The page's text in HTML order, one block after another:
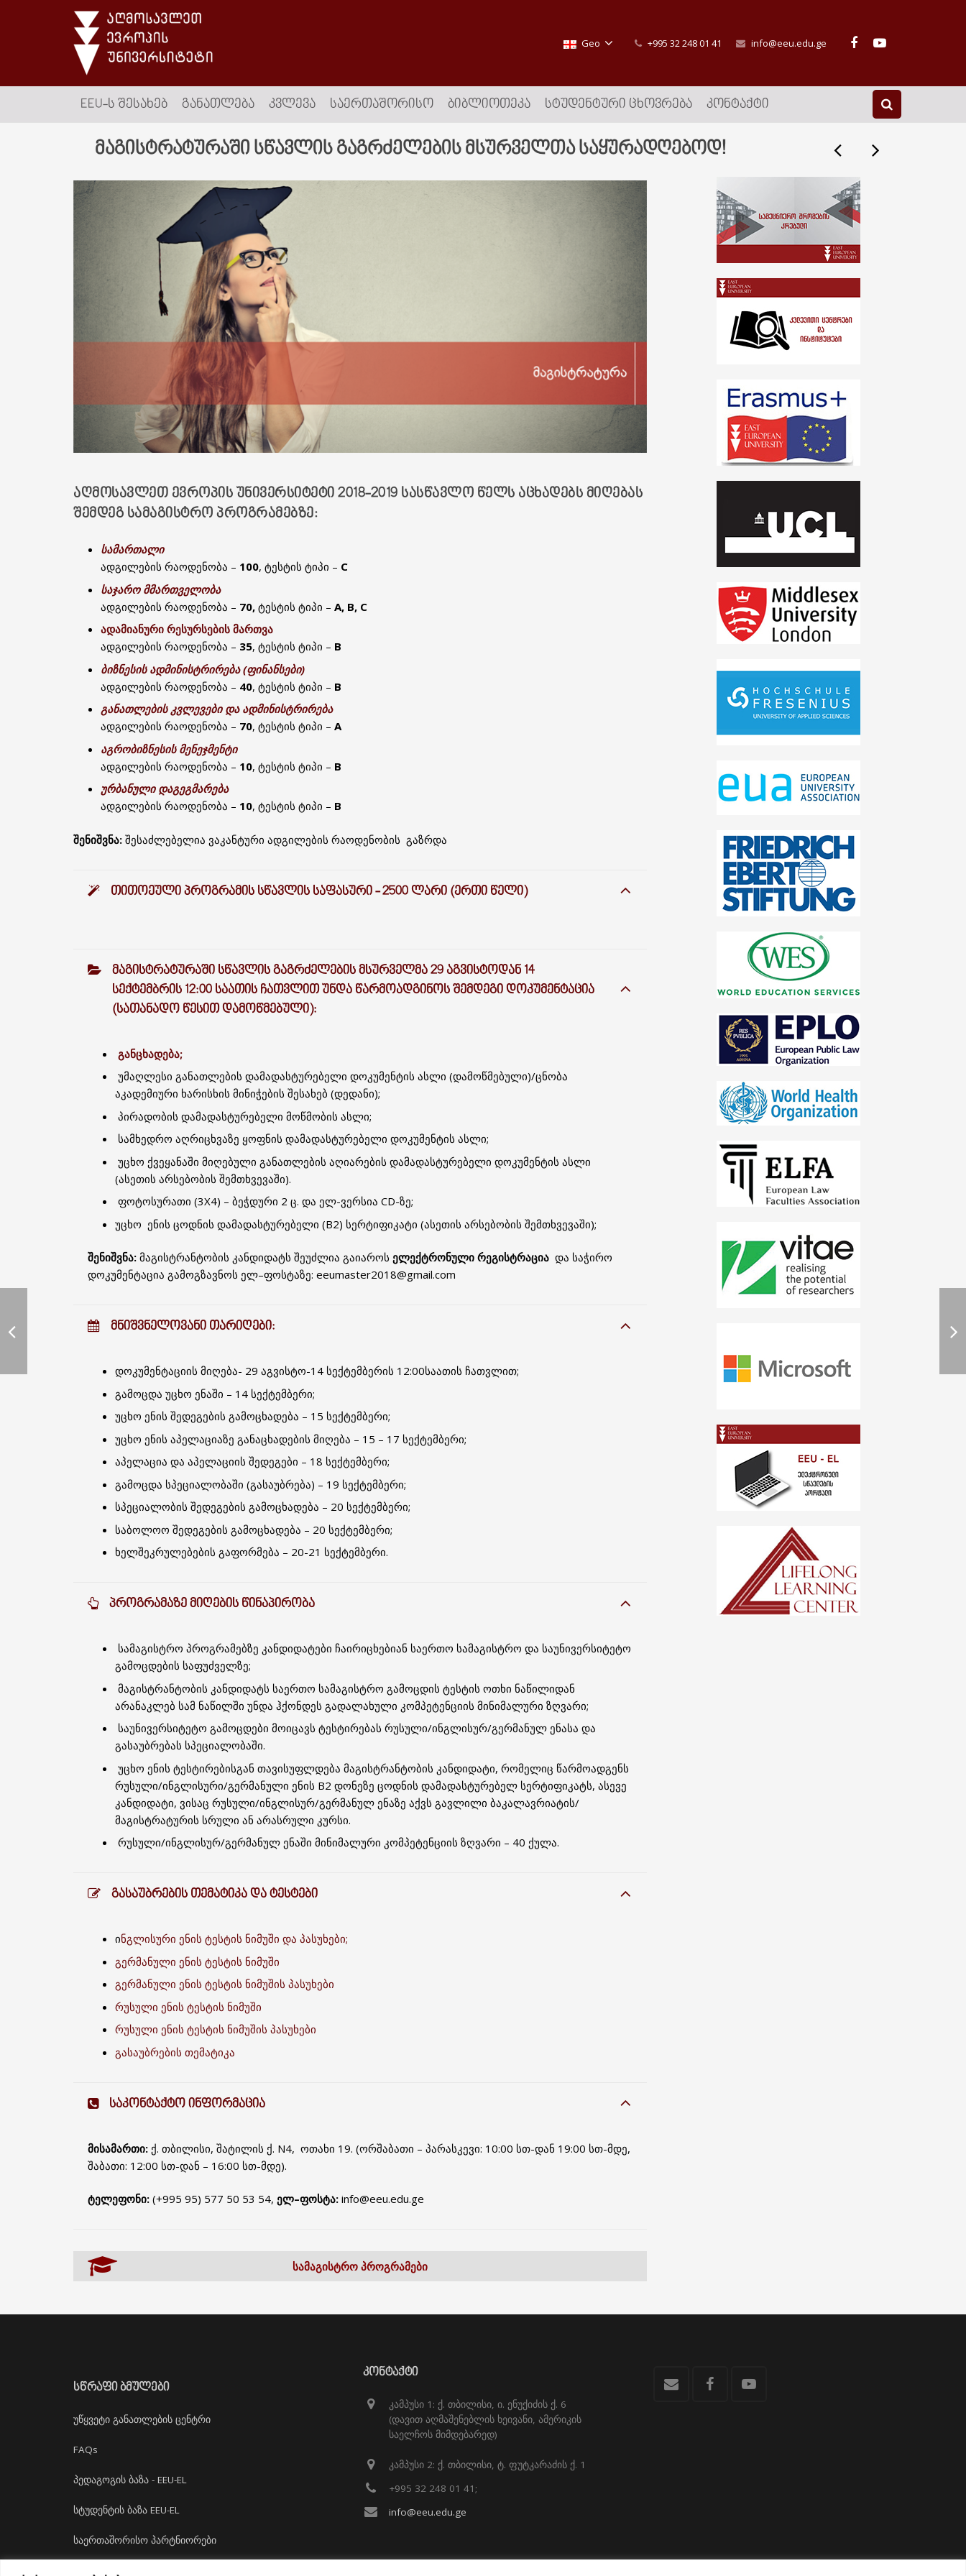
Geo +995 32 248 01 41 info@eeu.edu.ge
EEU-Ს ᲨᲔᲡᲐᲮᲔᲑ ᲒᲐᲜᲐᲗᲚᲔᲑᲐ ᲙᲕᲚᲔᲕᲐ ᲡᲐᲔᲠᲗᲐᲨᲝᲠᲘᲡᲝ ᲑᲘᲑᲚᲘᲝᲗᲔᲙᲐ ᲡᲢᲣᲓᲔᲜᲢᲣᲠᲘ ᲪᲮᲝᲕᲠᲔᲑᲐ ᲙᲝᲜᲢᲐᲥᲢᲘ
მაგისტრატურაში სწავლის გაგრძელების მსურველთა საყურადღებოდ!
ᲐᲦᲛᲝᲡᲐᲕᲚᲔᲗ ᲔᲕᲠᲝᲞᲘᲡ ᲣᲜᲘᲕᲔᲠᲡᲘᲢᲔᲢᲘ 2018-2019 ᲡᲐᲡᲬᲐᲕᲚᲝ ᲬᲔᲚᲡ ᲐᲪᲮᲐᲓᲔᲑᲡ ᲛᲘᲦᲔᲑᲐᲡ
ᲨᲔᲛᲓᲔᲒ ᲡᲐᲛᲐᲒᲘᲡᲢᲠᲝ ᲞᲠᲝᲒᲠᲐᲛᲔᲑᲖᲔ:
სამართალი
ადგილების რაოდენობა – 100, ტესტის ტიპი – C
საჯარო მმართველობა
ადგილების რაოდენობა – 70,ტესტის ტიპი – A, B, C
ადამიანური რესურსების მართვა
ადგილების რაოდენობა – 35, ტესტის ტიპი – B
ბიზნესის ადმინისტრირება (ფინანსები)
ადგილების რაოდენობა – 40, ტესტის ტიპი – B
განათლების კვლევები და ადმინისტრირება
ადგილების რაოდენობა – 70, ტესტის ტიპი – A
აგრობიზნესის მენეჯმენტი
ადგილების რაოდენობა – 10, ტესტის ტიპი – B
ურბანული დაგეგმარება
ადგილების რაოდენობა – 10, ტესტის ტიპი – B
შენიშვნა: შესაძლებელია ვაკანტური ადგილების რაოდენობის გაზრდა
ᲗᲘᲗᲝᲔᲣᲚᲘ ᲞᲠᲝᲒᲠᲐᲛᲘᲡ ᲡᲬᲐᲕᲚᲘᲡ ᲡᲐᲤᲐᲡᲣᲠᲘ - 2500 ᲚᲐᲠᲘ (ᲔᲠᲗᲘ ᲬᲔᲚᲘ)
ᲛᲐᲒᲘᲡᲢᲠᲐᲢᲣᲠᲐᲨᲘ ᲡᲬᲐᲕᲚᲘᲡ ᲒᲐᲒᲠᲫᲔᲚᲔᲑᲘᲡ ᲛᲡᲣᲠᲕᲔᲚᲛᲐ 29 ᲐᲒᲕᲘᲡᲢᲝᲓᲐᲜ 14
ᲡᲔᲥᲢᲔᲛᲑᲠᲘᲡ 12:00 ᲡᲐᲐᲗᲘᲡ ᲩᲐᲗᲕᲚᲘᲗ ᲣᲜᲓᲐ ᲬᲐᲠᲛᲝᲐᲓᲒᲘᲜᲝᲡ ᲨᲔᲛᲓᲔᲒᲘ ᲓᲝᲙᲣᲛᲔᲜᲢᲐᲪᲘᲐ
(ᲡᲐᲗᲐᲜᲐᲓᲝ ᲬᲔᲡᲘᲗ ᲓᲐᲛᲝᲬᲛᲔᲑᲣᲚᲘ):
განცხადება;
უმაღლესი განათლების დამადასტურებელი დოკუმენტის ასლი (დამოწმებული)/ცნობა
აკადემიური ხარისხის მინიჭების შესახებ (დედანი);
პირადობის დამადასტურებელი მოწმობის ასლი;
სამხედრო აღრიცხვაზე ყოფნის დამადასტურებელი დოკუმენტის ასლი;
უცხო ქვეყანაში მიღებული განათლების აღიარების დამადასტურებელი დოკუმენტის ასლი
(ასეთის არსებობის შემთხვევაში).
ფოტოსურათი (3X4) – ბეჭდური 2 ც. და ელ-ვერსია CD-ზე;
უცხო ენის ცოდნის დამადასტურებელი (B2) სერტიფიკატი (ასეთის არსებობის შემთხვევაში);
შენიშვნა: მაგისტრანტობის კანდიდატს შეუძლია გაიაროს ელექტრონული რეგისტრაცია და საჭირო
დოკუმენტაცია გამოგზავნოს ელ–ფოსტაზე: eeumaster2018@gmail.com
ᲛᲜᲘᲨᲕᲜᲔᲚᲝᲕᲐᲜᲘ ᲗᲐᲠᲘᲦᲔᲑᲘ:
დოკუმენტაციის მიღება- 29 აგვისტო-14 სექტემბერის 12:00საათის ჩათვლით;
გამოცდა უცხო ენაში – 14 სექტემბერი;
უცხო ენის შედეგების გამოცხადება – 15 სექტემბერი;
უცხო ენის აპელაციაზე განაცხადების მიღება – 15 – 17 სექტემბერი;
აპელაცია და აპელაციის შედეგები – 18 სექტემბერი;
გამოცდა სპეციალობაში (გასაუბრება) – 19 სექტემბერი;
სპეციალობის შედეგების გამოცხადება – 20 სექტემბერი;
საბოლოო შედეგების გამოცხადება – 20 სექტემბერი;
ხელშეკრულებების გაფორმება – 20-21 სექტემბერი.
ᲞᲠᲝᲒᲠᲐᲛᲐᲖᲔ ᲛᲘᲦᲔᲑᲘᲡ ᲬᲘᲜᲐᲞᲘᲠᲝᲑᲐ
სამაგისტრო პროგრამებზე კანდიდატები ჩაირიცხებიან საერთო სამაგისტრო და საუნივერსიტეტო
გამოცდების საფუძველზე;
მაგისტრანტობის კანდიდატს საერთო სამაგისტრო გამოცდის ტესტის ოთხი ნაწილიდან
არანაკლებ სამ ნაწილში უნდა ჰქონდეს გადალახული კომპეტენციის მინიმალური ზღვარი;
საუნივერსიტეტო გამოცდები მოიცავს ტესტირებას რუსული/ინგლისურ/გერმანულ ენასა და
გასაუბრებას სპეციალობაში.
უცხო ენის ტესტირებისგან თავისუფლდება მაგისტრანტობის კანდიდატი, რომელიც წარმოადგენს
რუსული/ინგლისური/გერმანული ენის B2 დონეზე ცოდნის დამადასტურებელ სერტიფიკატს, ასევე
კანდიდატი, ვისაც რუსული/ინგლისურ/გერმანულ ენაზე აქვს გავლილი ბაკალავრიატის/
მაგისტრატურის სრული ან არასრული კურსი.
რუსული/ინგლისურ/გერმანულ ენაში მინიმალური კომპეტენციის ზღვარი – 40 ქულა.
ᲒᲐᲡᲐᲣᲑᲠᲔᲑᲘᲡ ᲗᲔᲛᲐᲢᲘᲙᲐ ᲓᲐ ᲢᲔᲡᲢᲔᲑᲘ
ინგლისური ენის ტესტის ნიმუში და პასუხები;
გერმანული ენის ტესტის ნიმუში
გერმანული ენის ტესტის ნიმუშის პასუხები
რუსული ენის ტესტის ნიმუში
რუსული ენის ტესტის ნიმუშის პასუხები
გასაუბრების თემატიკა
ᲡᲐᲙᲝᲜᲢᲐᲥᲢᲝ ᲘᲜᲤᲝᲠᲛᲐᲪᲘᲐ
მისამართი: ქ. თბილისი, შატილის ქ. N4, ოთახი 19. (ორშაბათი – პარასკევი: 10:00 სთ-დან 19:00 სთ-მდე,
შაბათი: 12:00 სთ-დან – 16:00 სთ-მდე).
ტელეფონი: (+995 95) 577 50 53 54, ელ–ფოსტა: info@eeu.edu.ge
ᲡᲐᲛᲐᲒᲘᲡᲢᲠᲝ ᲞᲠᲝᲒᲠᲐᲛᲔᲑᲘ
ᲡᲬᲠᲐᲤᲘ ᲑᲛᲣᲚᲔᲑᲘ
უწყვეტი განათლების ცენტრი
FAQs
პედაგოგის ბაზა - EEU-EL
სტუდენტის ბაზა EEU-EL
საერთაშორისო პარტნიორები
ᲙᲝᲜᲢᲐᲥᲢᲘ
კამპუსი 1: ქ. თბილისი, ი. ენუქიძის ქ. 6
(დავით აღმაშენებლის ხეივანი, ამერიკის
საელჩოს მიმდებარედ)
კამპუსი 2: ქ. თბილისი, ტ. ფუტკარაძის ქ. 1
+995 32 248 01 41;
info@eeu.edu.ge